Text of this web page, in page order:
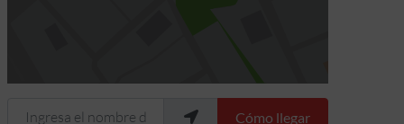
Ingresa el nombre de tu ubicaciónCómo llegar